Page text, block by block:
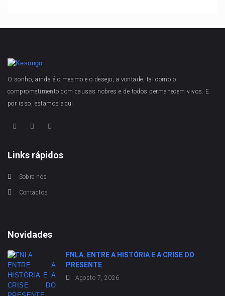
O sonho, ainda é o mesmo e o desejo, a vontade, tal como o
comprometimento com causas nobres e de todos permanecem vivos. E
por isso, estamos aqui.
Links rápidos
Sobre nós
Contactos
Novidades
FNLA. ENTRE A HISTÓRIA E A CRISE DO
PRESENTE
Agosto 7, 2026